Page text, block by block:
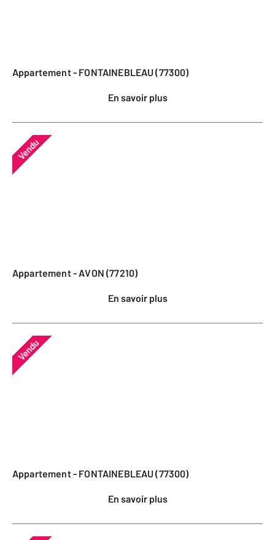
Appartement - FONTAINEBLEAU (77300)
En savoir plus
Vendu
Appartement - AVON (77210)
En savoir plus
Vendu
Appartement - FONTAINEBLEAU (77300)
En savoir plus